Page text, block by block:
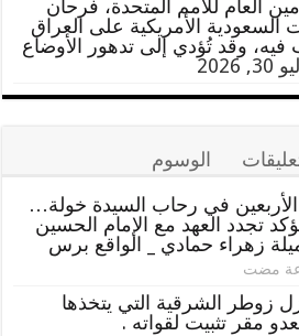
العام للأمم المتحدة، فرحان
الأمريكية على العراق
وقد تُؤدي إلى تدهور الأوضاع
2026
الوسوم
في رحاب السيدة خولة…
تجدد العهد مع الإمام الحسين
زهراء حمادي _ الواقع برس
زوطر الشرقية التي يتخذها
مقر تثبيت لقواته .